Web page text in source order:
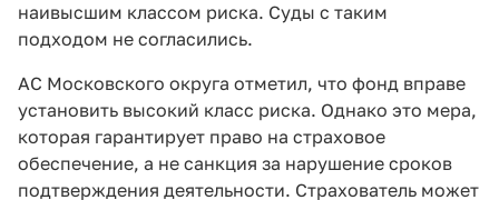
наивысшим классом риска. Суды с таким
подходом не согласились.
АС Московского округа отметил, что фонд вправе
установить высокий класс риска. Однако это мера,
которая гарантирует право на страховое
обеспечение, а не санкция за нарушение сроков
подтверждения деятельности. Страхователь может